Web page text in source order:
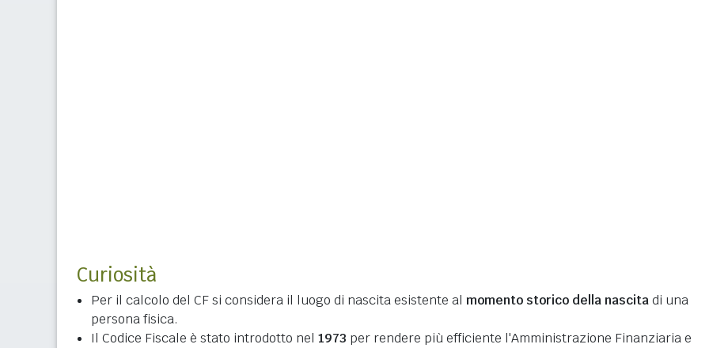
Curiosità
Per il calcolo del CF si considera il luogo di nascita esistente al momento storico della nascitadi una
persona fisica.
Il Codice Fiscale è stato introdotto nel 1973 per rendere più efficiente l'Amministrazione Finanziaria e